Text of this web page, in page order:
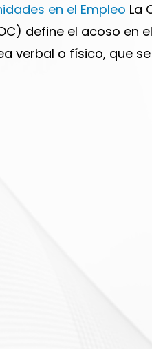
en el Empleo La
define el acoso en
verbal o físico, que se